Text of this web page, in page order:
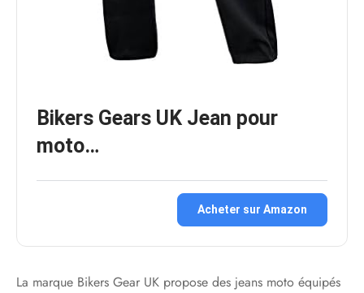
Bikers Gears UK Jean pour
moto…
Acheter sur Amazon
La marque Bikers Gear UK propose des jeans moto équipés